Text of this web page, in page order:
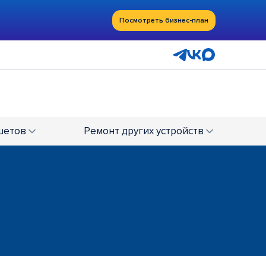
Посмотреть бизнес-план
Ремонт других устройств